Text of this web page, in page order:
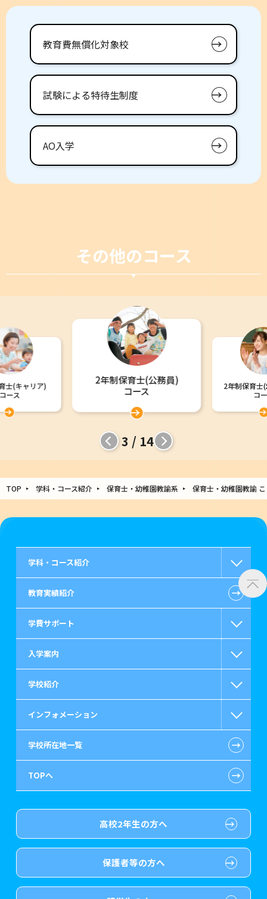
教育費無償化対象校
試験による特待生制度
AO入学
その他のコース
士(キャリア)
ース
2年制保育士(公務員)
コース
2年制保育士
コ
3 / 14
TOP 学科・コース紹介 保育士・幼稚園教諭系 保育士・幼稚園教諭
学科・コース紹介
国家公務員・地方公務員系
警察官・消防官系
救急救命士系
公認会計士・税理士系
ビジネス系
情報IT系
ゲーム・CG・デザイン系
歯科衛生士系
保育士・幼稚園教諭系
教育実績紹介 ←
学費サポート
高等教育の修学支援新制度
日本学生支援機構の奨学金
国の教育ローン
提携教育ローン
保育士修学資金貸付制度
専門実践教育訓練給付金制度
試験による特待生制度
入学案内
一般入学
AO入学
指定校推薦入学
特別推薦入学
ボランティア・クラブ・生徒会活動推薦入学
学校紹介
在校生からあなたへ
施設・研修所
学生寮・マンションのご案内
大原学園グループ案内
インフォメーション
お知らせ・新着情報
在校生へのお知らせ
各種証明書の発行ご希望の方
（2019年3月以降の卒業生）
学校所在地一覧 ←
TOPへ ←
高校2年生の方へ
保護者等の方へ